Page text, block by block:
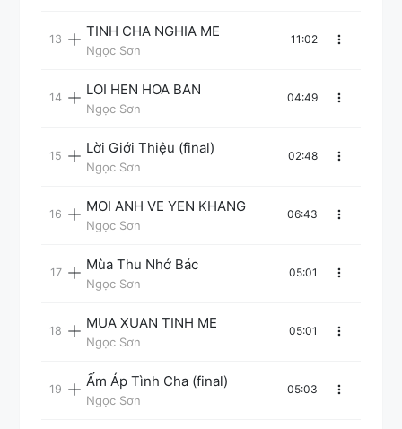
TINH CHA NGHIA ME
Ngọc Sơn
11:02
LOI HEN HOA BAN
Ngọc Sơn
04:49
Lời Giới Thiệu (final)
Ngọc Sơn
02:48
MOI ANH VE YEN KHANG
Ngọc Sơn
06:43
Mùa Thu Nhớ Bác
Ngọc Sơn
05:01
MUA XUAN TINH ME
Ngọc Sơn
05:01
Ấm Áp Tình Cha (final)
Ngọc Sơn
05:03